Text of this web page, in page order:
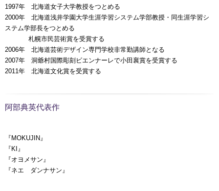
1997年 北海道女子大学教授をつとめる
2000年 北海道浅井学園大学生涯学習システム学部教授・同生涯学習シ
ステム学部長をつとめる
札幌市民芸術賞を受賞する
2006年 北海道芸術デザイン専門学校非常勤講師となる
2007年 洞爺村国際彫刻ビエンナーレで小田襄賞を受賞する
2011年 北海道文化賞を受賞する
阿部典英代表作
『MOKUJIN』
『KI』
『オヨメサン』
『ネエ ダンナサン』